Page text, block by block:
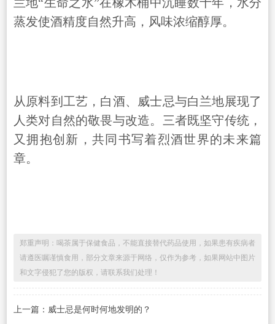
蒸发使酒精度自然升高，风味浓缩醇厚。
从原料到工艺，白酒、威士忌与白兰地展现了
人类对自然的敬畏与改造。三者既坚守传统，
又拥抱创新，共同书写着烈酒世界的未来篇
章。
郑重声明：喝茶属于保健食品，不能直接替代药品使用，如果患有疾病者
请遵医嘱谨慎食用，部分文章来源于网络，仅作为参考，如果网站中图片
和文字侵犯了您的版权，请联系我们处理！
上一篇：威士忌是何时何地发明的？